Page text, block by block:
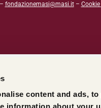
content and ads,
information about your
– fondazionemasi@masi.it–